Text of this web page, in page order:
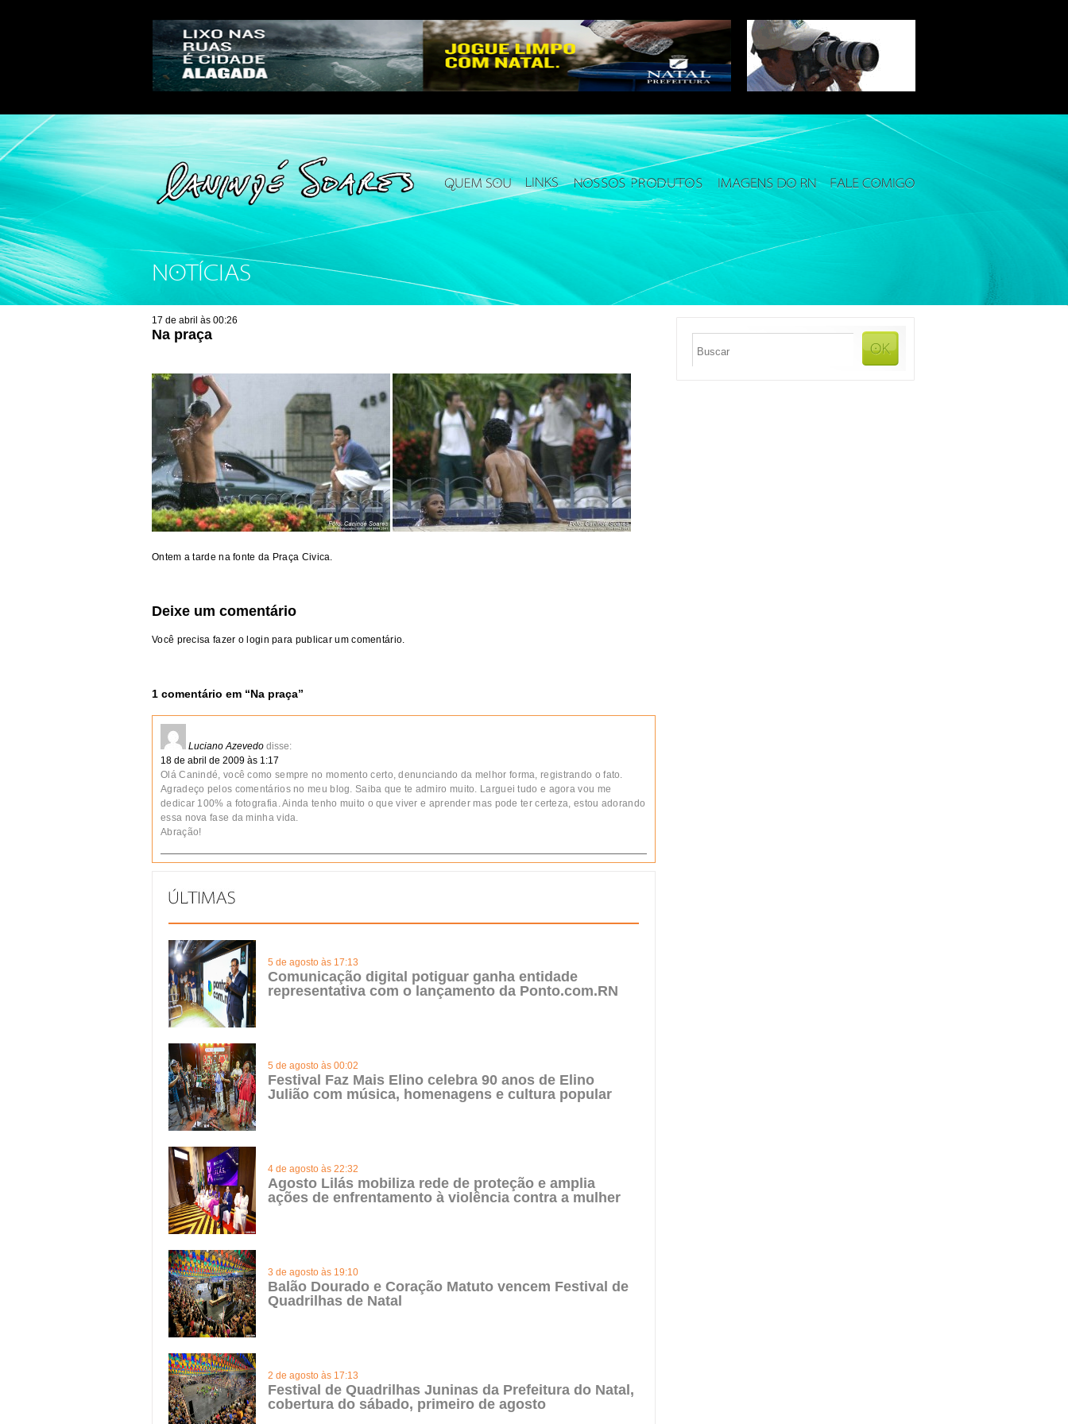
NOTÍCIAS
17 de abril às 00:26
Na praça
Ontem a tarde na fonte da Praça Civica.
Deixe um comentário
Você precisa fazer o login para publicar um comentário.
1 comentário em “Na praça”
Luciano Azevedo disse:
18 de abril de 2009 às 1:17
Olá Canindé, você como sempre no momento certo, denunciando da melhor forma, registrando o fato.
Agradeço pelos comentários no meu blog. Saiba que te admiro muito. Larguei tudo e agora vou me
dedicar 100% a fotografia. Ainda tenho muito o que viver e aprender mas pode ter certeza, estou adorando
essa nova fase da minha vida.
Abração!
5 de agosto às 17:13
Comunicação digital potiguar ganha entidade
representativa com o lançamento da Ponto.com.RN
5 de agosto às 00:02
Festival Faz Mais Elino celebra 90 anos de Elino
Julião com música, homenagens e cultura popular
4 de agosto às 22:32
Agosto Lilás mobiliza rede de proteção e amplia
ações de enfrentamento à violência contra a mulher
3 de agosto às 19:10
Balão Dourado e Coração Matuto vencem Festival de
Quadrilhas de Natal
2 de agosto às 17:13
Festival de Quadrilhas Juninas da Prefeitura do Natal,
cobertura do sábado, primeiro de agosto